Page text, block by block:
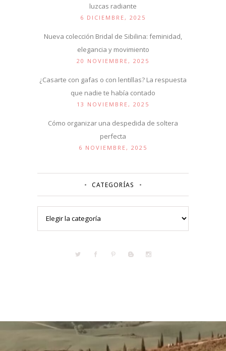
luzcas radiante
6 DICIEMBRE, 2025
Nueva colección Bridal de Sibilina: feminidad,
elegancia y movimiento
20 NOVIEMBRE, 2025
¿Casarte con gafas o con lentillas? La respuesta
que nadie te había contado
13 NOVIEMBRE, 2025
Cómo organizar una despedida de soltera
perfecta
6 NOVIEMBRE, 2025
CATEGORÍAS